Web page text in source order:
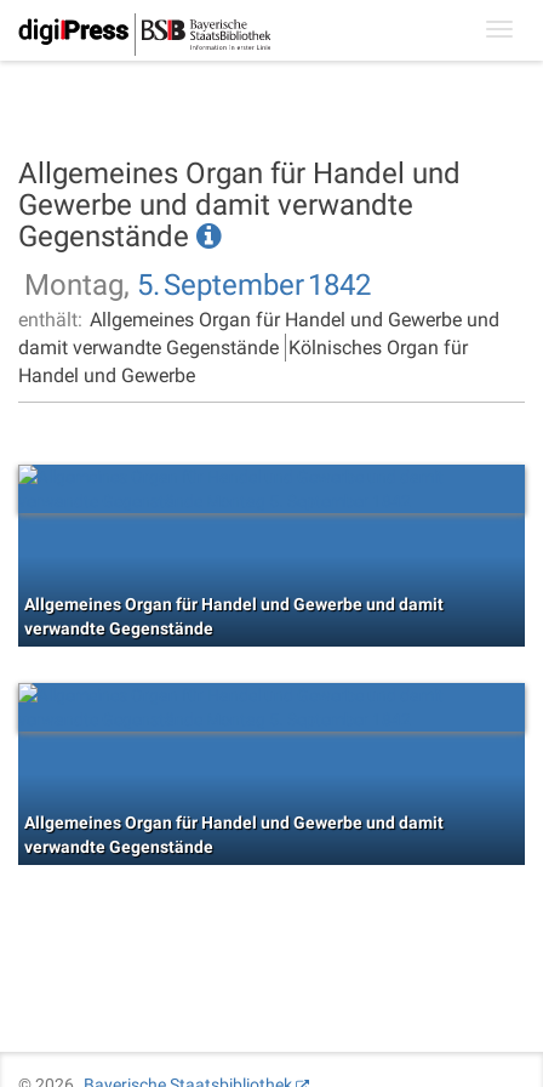
Allgemeines Organ für Handel und
Gewerbe und damit verwandte
Gegenstände
Montag, 5.September1842
enthält: Allgemeines Organ für Handel und Gewerbe und
damit verwandte Gegenstände Kölnisches Organ für
Handel und Gewerbe
Allgemeines Organ für Handel und Gewerbe und damit
verwandte Gegenstände
Allgemeines Organ für Handel und Gewerbe und damit
verwandte Gegenstände